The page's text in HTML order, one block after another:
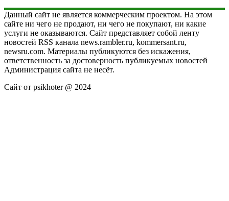
Данный сайт не является коммерческим проектом. На этом
сайте ни чего не продают, ни чего не покупают, ни какие
услуги не оказываются. Сайт представляет собой ленту
новостей RSS канала news.rambler.ru, kommersant.ru,
newsru.com. Материалы публикуются без искажения,
ответственность за достоверность публикуемых новостей
Администрация сайта не несёт.
Сайт от psikhoter @ 2024